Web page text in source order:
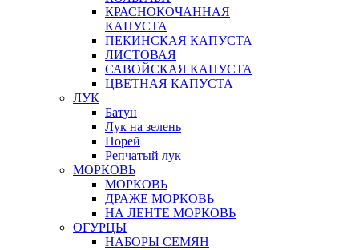
КРАСНОКОЧАННАЯ
КАПУСТА
ПЕКИНСКАЯ КАПУСТА
ЛИСТОВАЯ
САВОЙСКАЯ КАПУСТА
ЦВЕТНАЯ КАПУСТА
ЛУК
Батун
Лук на зелень
Порей
Репчатый лук
МОРКОВЬ
МОРКОВЬ
ДРАЖЕ МОРКОВЬ
НА ЛЕНТЕ МОРКОВЬ
ОГУРЦЫ
НАБОРЫ СЕМЯН